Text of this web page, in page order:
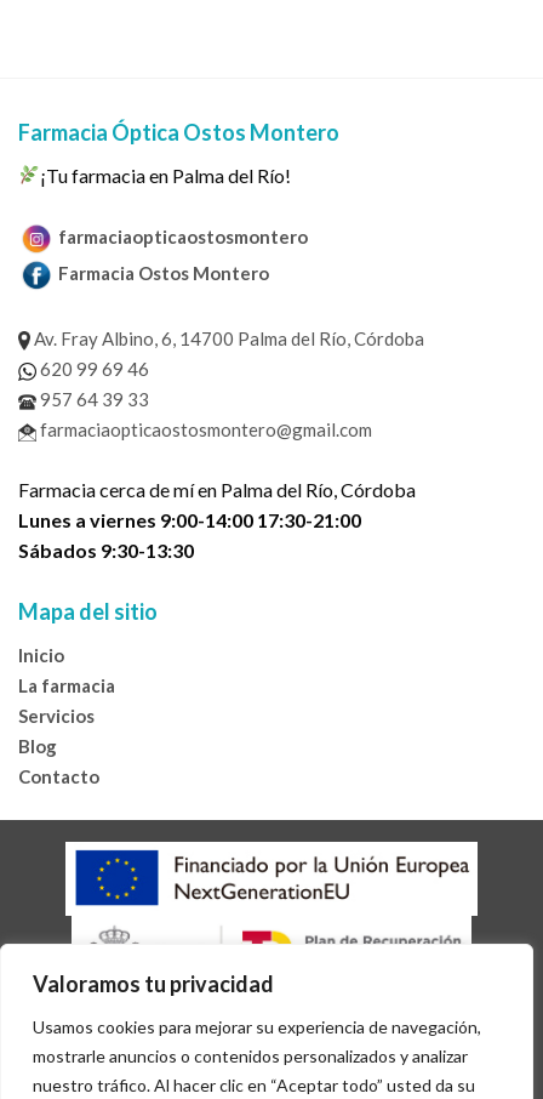
Valoramos tu privacidad
Usamos cookies para mejorar su experiencia de navegación,
mostrarle anuncios o contenidos personalizados y analizar
nuestro tráfico. Al hacer clic en “Aceptar todo” usted da su
Farmacia Óptica Ostos Montero
¡Tu farmacia en Palma del Río!
farmaciaopticaostosmontero
Farmacia Ostos Montero
Av. Fray Albino, 6, 14700 Palma del Río, Córdoba
620 99 69 46
957 64 39 33
farmaciaopticaostosmontero@gmail.com
Farmacia cerca de mí en Palma del Río, Córdoba
Lunes a viernes 9:00-14:00 17:30-21:00
Sábados 9:30-13:30
Mapa del sitio
Inicio
La farmacia
Servicios
Blog
Contacto
AVISO LEGAL
POLÍTICA DE COOKIES
POLÍTICA DE PRIVACIDAD
ACCESIBILIDAD
Copyright 2026 © Desarrollado por Sisfarma